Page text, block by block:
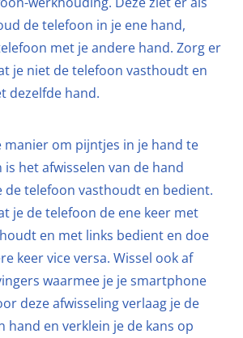
de telefoon in je ene hand,
met je andere hand. Zorg er
je niet de telefoon vasthoudt en
dezelfde hand.
manier om pijntjes in je hand te
het afwisselen van de hand
de telefoon vasthoudt en bedient.
je de telefoon de ene keer met
en met links bedient en doe
keer vice versa. Wissel ook af
waarmee je je smartphone
deze afwisseling verlaag je de
hand en verklein je de kans op